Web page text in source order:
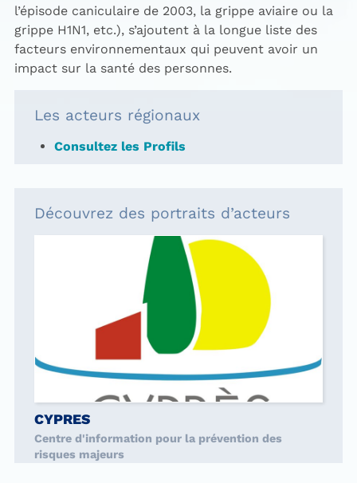
l’épisode caniculaire de 2003, la grippe aviaire ou la
grippe H1N1, etc.), s’ajoutent à la longue liste des
facteurs environnementaux qui peuvent avoir un
impact sur la santé des personnes.
Les acteurs régionaux
Consultez les Profils
Découvrez des portraits d’acteurs
CYPRES
Centre d'information pour la prévention des
risques majeurs